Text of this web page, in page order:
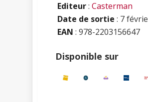
Editeur: Casterman
Date de sortie : 7
EAN : 978-2203156647
Disponible sur